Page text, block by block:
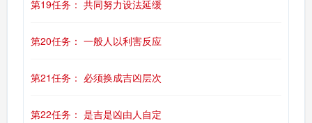
第19任务： 共同努力设法延缓
第20任务： 一般人以利害反应
第21任务： 必须换成吉凶层次
第22任务： 是吉是凶由人自定